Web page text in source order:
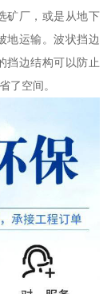
矿厂，或是从地下
地运输。波状挡边
挡边结构可以防止
了空间。